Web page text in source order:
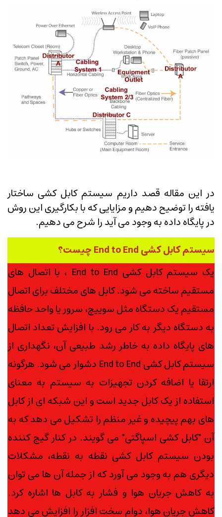
در این مقاله قصد داریم سیستم کابل کشی ساختار
یافته را توضیح دهیم و مزایایی که با بکارگیری این روش
در پایگاه داده به وجود می آید را شرح می دهیم.
سیستم کابل کشی End to End چیست؟
یک سیستم کابل کشی End to End ، با اتصال های
مستقیم ساخته می شود. کابل های مختلف برای اتصال
مستقیم یک دستگاه مثل سوییچ، سرور یا واحد حافظه
به دستگاه دیگر به کار می رود. با افزایش تعداد اتصال
های پایگاه داده به خاطر رشد طبیعی آن، نگهداری از
سیستم کابل کشی End to End دشوار می شود. هرگونه
ارتقا یا اضافه کردن تجهیزات به سیستم به معنای
استفاده از یک کابل جدید است و این شبکه ای از کابل
های بهم پیچیده و غیر منظم را تشکیل می دهد که به
آن "کابل کشی اسپاگتی" می گویند. در کنار گیج کننده
بودن سیستم کابل کشی نقطه به نقطه، مشکلات
دیگری هم به وجود می آورد که از جمله آن ها می توان
به کاهش جریان هوا و فشار به کابل ها اشاره کرد.
کاهش جریان هوا، دوام سخت افزار را افزایش می دهد